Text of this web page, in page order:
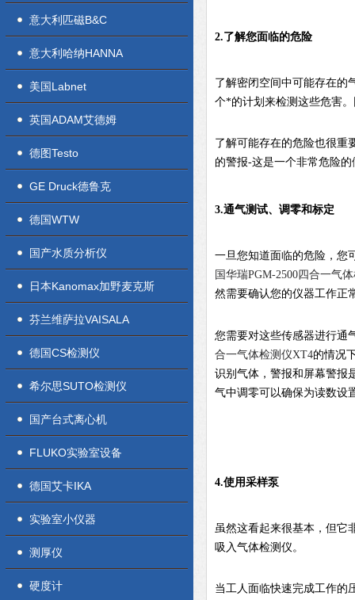
意大利匹磁B&C
意大利哈纳HANNA
美国Labnet
英国ADAM艾德姆
德图Testo
GE Druck德鲁克
德国WTW
国产水质分析仪
日本Kanomax加野麦克斯
芬兰维萨拉VAISALA
德国CS检测仪
希尔思SUTO检测仪
国产台式离心机
FLUKO实验室设备
德国艾卡IKA
实验室小仪器
测厚仪
硬度计
2.了解您面临的危险
了解密闭空间中可能存在的
个*的计划来检测这些危害
了解可能存在的危险也很重
的警报-这是一个非常危险
3.通气测试、调零和标定
一旦您知道面临的危险，您
国华瑞PGM-2500四合一气
然需要确认您的仪器工作正
您需要对这些传感器进行
合一气体检测仪XT4的情况
识别气体，警报和屏幕警报
气中调零可以确保为读数设
4.使用采样泵
虽然这看起来很基本，但它
吸入气体检测仪。
当工人面临快速完成工作的